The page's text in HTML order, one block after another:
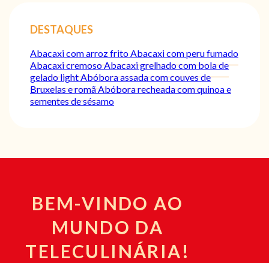
DESTAQUES
Abacaxi com arroz frito Abacaxi com peru fumado
Abacaxi cremosoAbacaxi grelhado com bola de
gelado lightAbóbora assada com couves de
Bruxelas e romãAbóbora recheada com quinoa e
sementes de sésamo
BEM-VINDO AO
MUNDO DA
TELECULINÁRIA!